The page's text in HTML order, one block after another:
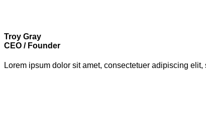
Troy Gray
CEO / Founder
Lorem ipsum dolor sit amet, consectetuer adipiscing elit,